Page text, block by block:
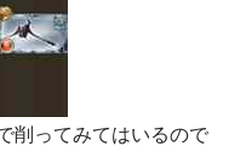
削ってみてはいるので